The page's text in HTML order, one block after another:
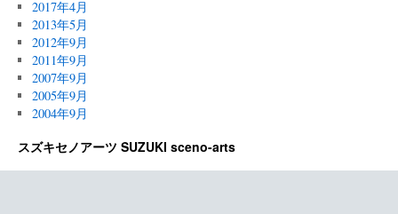
2017年4月
2013年5月
2012年9月
2011年9月
2007年9月
2005年9月
2004年9月
スズキセノアーツ SUZUKI sceno-arts